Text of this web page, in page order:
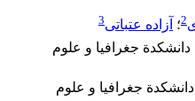
2؛ آزاده عتباتی3
دانشکدة جغرافیا و علوم
جغرافیا و علوم